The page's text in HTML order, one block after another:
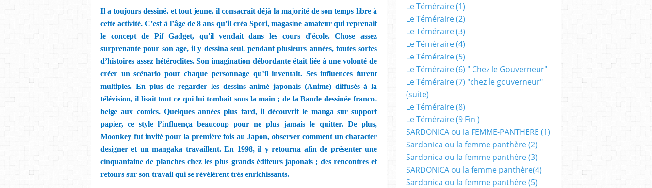
Il a toujours dessiné, et tout jeune, il consacrait déjà la majorité de son temps libre à
cette activité. C’est à l’âge de 8 ans qu’il créa Spori, magasine amateur qui reprenait
le concept de Pif Gadget, qu'il vendait dans les cours d'école. Chose assez
surprenante pour son age, il y dessina seul, pendant plusieurs années, toutes sortes
d’histoires assez hétéroclites. Son imagination débordante était liée à une volonté de
créer un scénario pour chaque personnage qu’il inventait. Ses influences furent
multiples. En plus de regarder les dessins animé japonais (Anime) diffusés à la
télévision, il lisait tout ce qui lui tombait sous la main ; de la Bande dessinée franco-
belge aux comics. Quelques années plus tard, il découvrit le manga sur support
papier, ce style l’influença beaucoup pour ne plus jamais le quitter. De plus,
Moonkey fut invité pour la première fois au Japon, observer comment un character
designer et un mangaka travaillent. En 1998, il y retourna afin de présenter une
cinquantaine de planches chez les plus grands éditeurs japonais ; des rencontres et
retours sur son travail qui se révélèrent très enrichissants.
Le Téméraire (1)
Le Téméraire (2)
Le Téméraire (3)
Le Téméraire (4)
Le Téméraire (5)
Le Téméraire (6) " Chez le Gouverneur"
Le Téméraire (7) "chez le gouverneur"
(suite)
Le Téméraire (8)
Le Téméraire (9 Fin )
SARDONICA ou la FEMME-PANTHERE (1)
Sardonica ou la femme panthère (2)
Sardonica ou la femme panthère (3)
SARDONICA ou la femme panthère(4)
Sardonica ou la femme panthère (5)